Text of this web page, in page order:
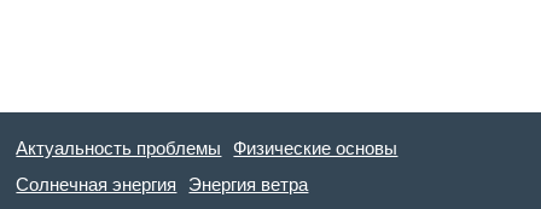
Актуальность проблемы
Физические основы
Солнечная энергия
Энергия ветра